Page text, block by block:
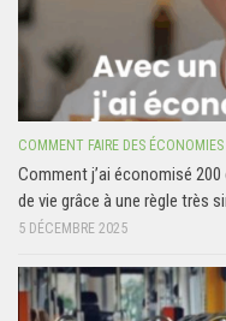
COMMENT FAIRE DES ÉCONOMIES
Comment j’ai économisé
de vie grâce à une règle très
5 DÉCEMBRE 2025